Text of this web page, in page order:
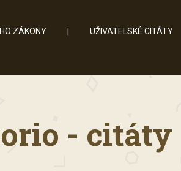
ZÁKONY UŽIVATELSKÉ CITÁTY
- citáty